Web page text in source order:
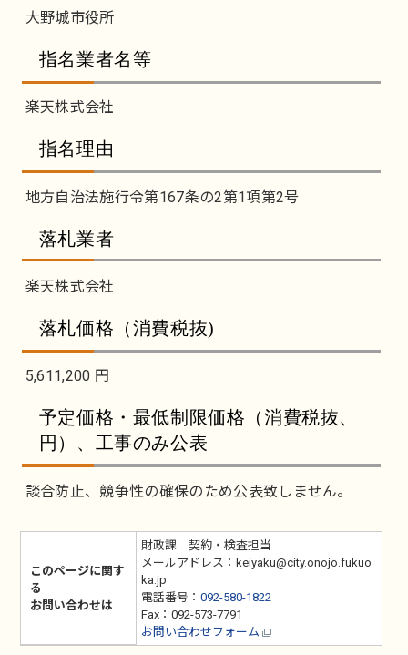
大野城市役所
指名業者名等
楽天株式会社
指名理由
地方自治法施行令第167条の2第1項第2号
落札業者
楽天株式会社
落札価格（消費税抜)
5,611,200 円
予定価格・最低制限価格（消費税抜、
円）、工事のみ公表
談合防止、競争性の確保のため公表致しません。
このページに関す
る
お問い合わせは
財政課 契約・検査担当
メールアドレス：keiyaku@city.onojo.fukuo
ka.jp
電話番号： 092-580-1822
Fax：092-573-7791
お問い合わせフォーム